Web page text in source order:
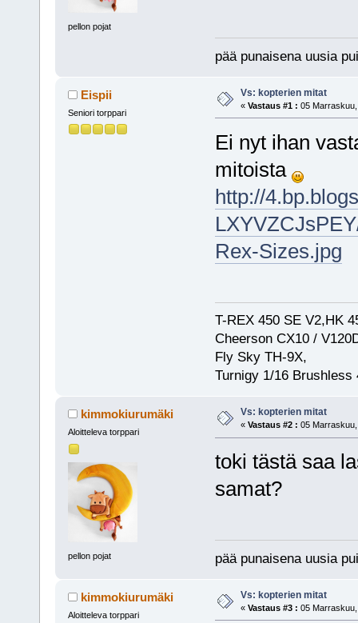
pellon pojat
pää punaisena uusia
Eispii
Seniori torppari
Vs: kopterien mitat
« Vastaus #1 : 05
Ei nyt ihan
mitoista
http://
Rex-Sizes.jpg
T-REX 450 SE V2,HK
Cheerson CX10 /
Fly Sky TH-9X,
Turnigy 1/16 Brushless
kimmokiurumäki
Aloitteleva torppari
pellon pojat
Vs: kopterien mitat
« Vastaus #2 : 05
toki tästä saa
samat?
pää punaisena uusia
kimmokiurumäki
Aloitteleva torppari
Vs: kopterien mitat
« Vastaus #3 : 05